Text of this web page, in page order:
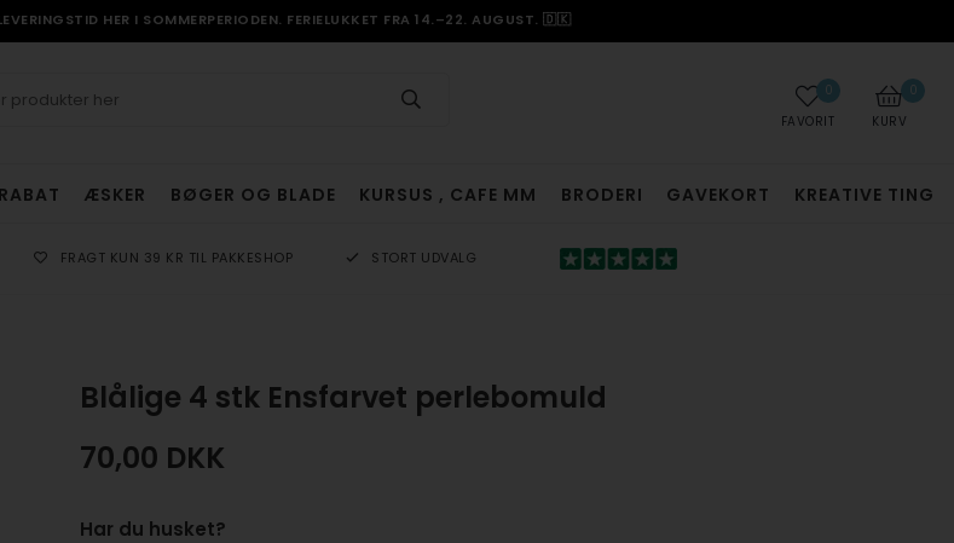
HER I SOMMERPERIODEN. FERIELUKKET FRA 14.–22. AUGUST. 🇩🇰
0
KURV
0
FAVORIT
ÆSKER BØGER OG BLADE KURSUS , CAFE MM BRODERI GAVEKORT KREATIVE TING
FRAGT KUN 39 KR TIL PAKKESHOP STORT UDVALG
Blålige 4 stk Ensfarvet perlebomuld
70,00 DKK
Har du husket?